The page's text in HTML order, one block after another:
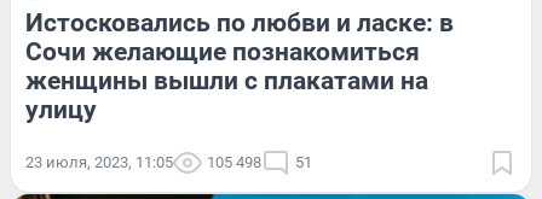
Истосковались по любви и ласке: в
Сочи желающие познакомиться
женщины вышли с плакатами на
улицу
23 июля, 2023, 11:05 105 498 51